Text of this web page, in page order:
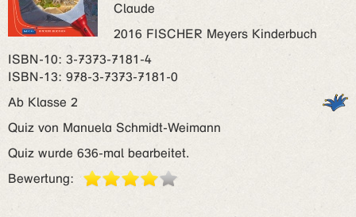
Claude
2016 FISCHER Meyers Kinderbuch
ISBN‑10: 3-7373-7181-4
ISBN‑13: 978-3-7373-7181-0
Ab Klasse 2
Quiz von Manuela Schmidt-Weimann
Quiz wurde 636-mal bearbeitet.
Bewertung: